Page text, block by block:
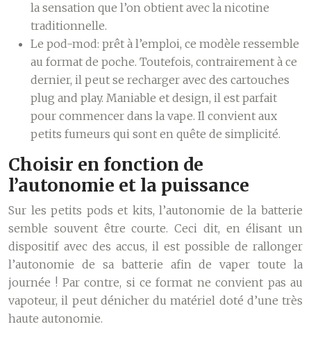
la sensation que l’on obtient avec la nicotine
traditionnelle.
Le pod-mod: prêt à l’emploi, ce modèle ressemble
au format de poche. Toutefois, contrairement à ce
dernier, il peut se recharger avec des cartouches
plug and play. Maniable et design, il est parfait
pour commencer dans la vape. Il convient aux
petits fumeurs qui sont en quête de simplicité.
Choisir en fonction de
l’autonomie et la puissance
Sur les petits pods et kits, l’autonomie de la batterie
semble souvent être courte. Ceci dit, en élisant un
dispositif avec des accus, il est possible de rallonger
l’autonomie de sa batterie afin de vaper toute la
journée ! Par contre, si ce format ne convient pas au
vapoteur, il peut dénicher du matériel doté d’une très
haute autonomie.